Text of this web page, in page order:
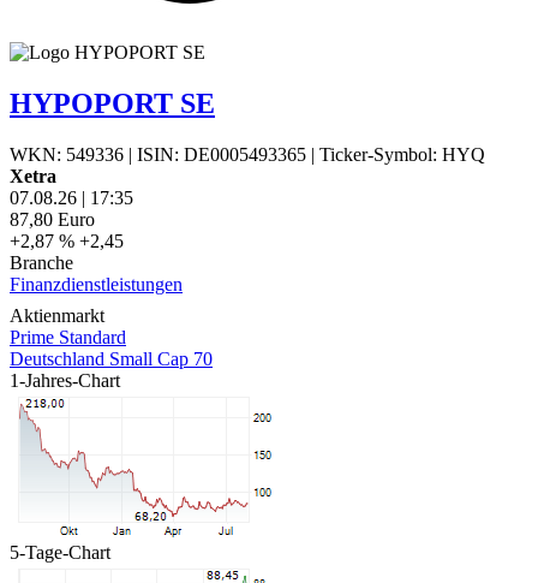
HYPOPORT SE
WKN: 549336 | ISIN: DE0005493365 | Ticker-Symbol: HYQ
Xetra
07.08.26 | 17:35
87,80 Euro
+2,87 % +2,45
Branche
Finanzdienstleistungen
Aktienmarkt
Prime Standard
Deutschland Small Cap 70
1-Jahres-Chart
5-Tage-Chart